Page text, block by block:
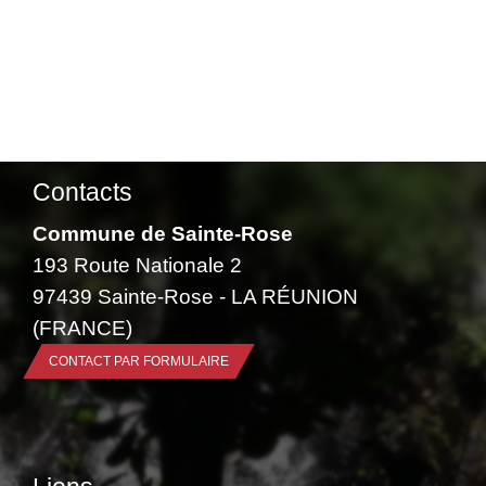
Contacts
Commune de Sainte-Rose
193 Route Nationale 2
97439 Sainte-Rose - LA RÉUNION
(FRANCE)
CONTACT PAR FORMULAIRE